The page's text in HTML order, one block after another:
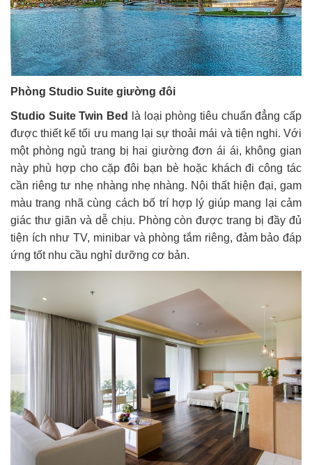
Phòng Studio Suite giường đôi
Studio Suite Twin Bed
là loại phòng tiêu chuẩn đẳng cấp
được thiết kế tối ưu mang lại sự thoải mái và tiện nghi. Với
một phòng ngủ trang bị hai giường đơn ái ái, không gian
này phù hợp cho cặp đôi bạn bè hoặc khách đi công tác
cần riêng tư nhẹ nhàng nhẹ nhàng. Nội thất hiện đại, gam
màu trang nhã cùng cách bố trí hợp lý giúp mang lại cảm
giác thư giãn và dễ chịu. Phòng còn được trang bị đầy đủ
tiện ích như TV, minibar và phòng tắm riêng, đảm bảo đáp
ứng tốt nhu cầu nghỉ dưỡng cơ bản.